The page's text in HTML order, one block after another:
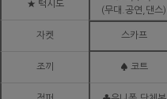
★ 턱시도
(무대.공연,댄스)
자켓 스카프
조끼 ♠ 코트